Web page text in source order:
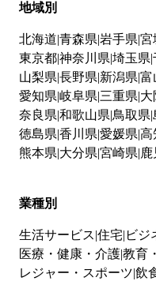
地域別
北海道 青森県 岩手県 宮
東京都神奈川県 埼玉県
山梨県 長野県 新潟県 富
愛知県 岐阜県 三重県 大
奈良県 和歌山県 鳥取県
徳島県 香川県 愛媛県 高
熊本県 大分県 宮崎県
業種別
生活サービス 住宅 ビジ
医療・健康・介護教育
レジャー・スポーツ 飲